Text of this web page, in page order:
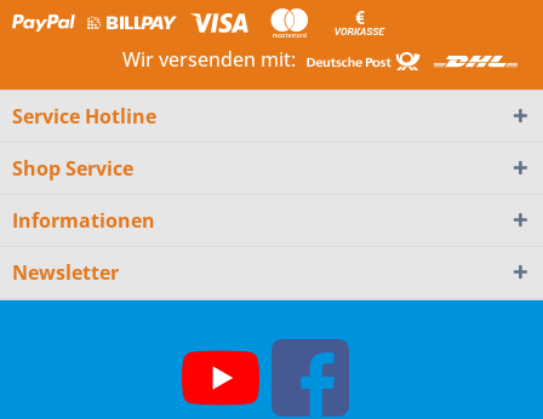
Wir versenden mit:
Service Hotline
Shop Service
Informationen
Newsletter